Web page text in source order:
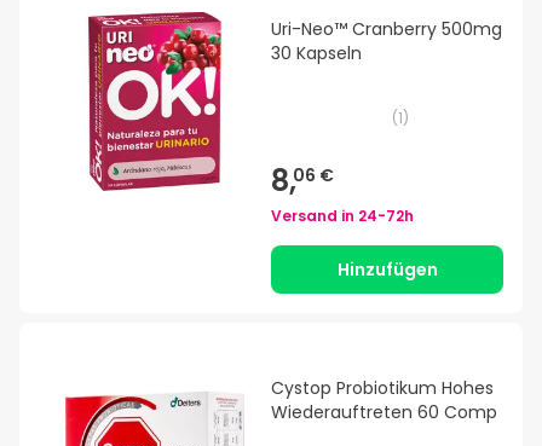
Uri-Neo™ Cranberry 500mg
30 Kapseln
(1)
8,06 €
Versand in 24-72h
Hinzufügen
Cystop Probiotikum Hohes
Wiederauftreten 60 Comp